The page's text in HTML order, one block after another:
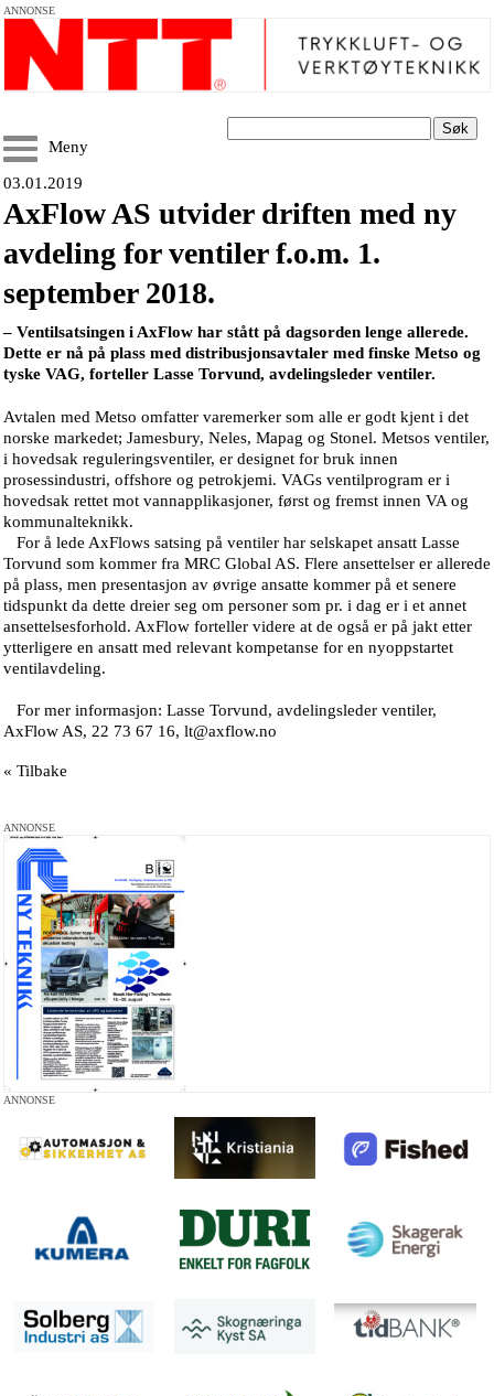
ANNONSE
Søk
Meny
03.01.2019
AxFlow AS utvider driften med ny
avdeling for ventiler f.o.m. 1.
september 2018.
– Ventilsatsingen i AxFlow har stått på dagsorden lenge allerede.
Dette er nå på plass med distribusjonsavtaler med finske Metso og
tyske VAG, forteller Lasse Torvund, avdelingsleder ventiler.
Avtalen med Metso omfatter varemerker som alle er godt kjent i det
norske markedet; Jamesbury, Neles, Mapag og Stonel. Metsos ventiler,
i hovedsak reguleringsventiler, er designet for bruk innen
prosessindustri, offshore og petrokjemi. VAGs ventilprogram er i
hovedsak rettet mot vannapplikasjoner, først og fremst innen VA og
kommunalteknikk.
For å lede AxFlows satsing på ventiler har selskapet ansatt Lasse
Torvund som kommer fra MRC Global AS. Flere ansettelser er allerede
på plass, men presentasjon av øvrige ansatte kommer på et senere
tidspunkt da dette dreier seg om personer som pr. i dag er i et annet
ansettelsesforhold. AxFlow forteller videre at de også er på jakt etter
ytterligere en ansatt med relevant kompetanse for en nyoppstartet
ventilavdeling.
For mer informasjon: Lasse Torvund, avdelingsleder ventiler,
AxFlow AS, 22 73 67 16, lt@axflow.no
« Tilbake
ANNONSE
ANNONSE